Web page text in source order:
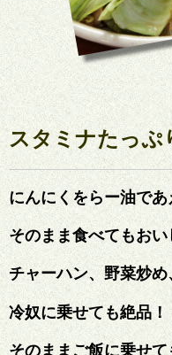
スタミナたっぷ
にんにくをらー油で
そのまま食べてもおい
チャーハン、野菜炒
冷奴に乗せても絶品！
そのままご飯に乗せて